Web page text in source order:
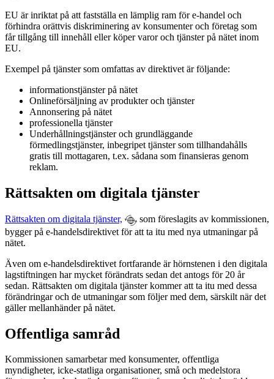
EU är inriktat på att fastställa en lämplig ram för e-handel och
förhindra orättvis diskriminering av konsumenter och företag som
får tillgång till innehåll eller köper varor och tjänster på nätet inom
EU.
Exempel på tjänster som omfattas av direktivet är följande:
informationstjänster på nätet
Onlineförsäljning av produkter och tjänster
Annonsering på nätet
professionella tjänster
Underhållningstjänster och grundläggande
förmedlingstjänster, inbegripet tjänster som tillhandahålls
gratis till mottagaren, t.ex. sådana som finansieras genom
reklam.
Rättsakten om digitala tjänster
Rättsakten om digitala tjänster,
som föreslagits av kommissionen,
bygger på e-handelsdirektivet för att ta itu med nya utmaningar på
nätet.
Även om e-handelsdirektivet fortfarande är hörnstenen i den digitala
lagstiftningen har mycket förändrats sedan det antogs för 20 år
sedan. Rättsakten om digitala tjänster kommer att ta itu med dessa
förändringar och de utmaningar som följer med dem, särskilt när det
gäller mellanhänder på nätet.
Offentliga samråd
Kommissionen samarbetar med konsumenter, offentliga
myndigheter, icke-statliga organisationer, små och medelstora